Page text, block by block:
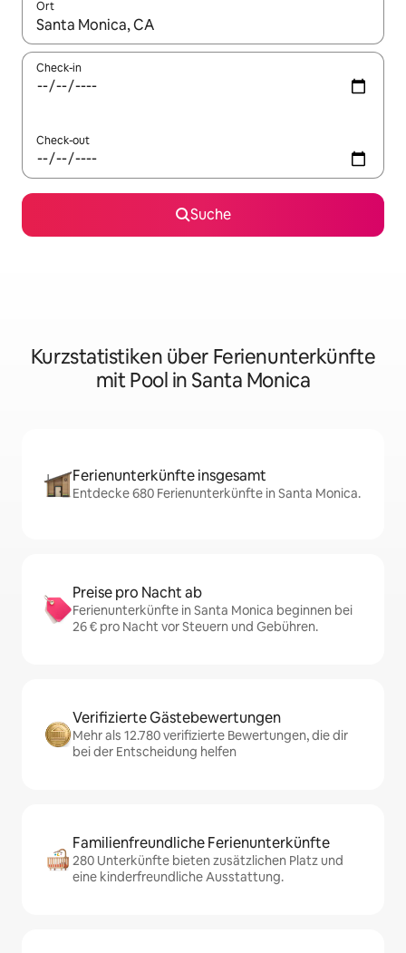
Ort
Wenn Ergebnisse verfügbar sind, navigiere mit den
Check-in
Check-out
Suche
Kurzstatistiken über Ferienunterkünfte
mit Pool in Santa Monica
Ferienunterkünfte insgesamt
Entdecke 680 Ferienunterkünfte in Santa Monica.
Preise pro Nacht ab
Ferienunterkünfte in Santa Monica beginnen bei
26 € pro Nacht vor Steuern und Gebühren.
Verifizierte Gästebewertungen
Mehr als 12.780 verifizierte Bewertungen, die dir
bei der Entscheidung helfen
Familienfreundliche Ferienunterkünfte
280 Unterkünfte bieten zusätzlichen Platz und
eine kinderfreundliche Ausstattung.